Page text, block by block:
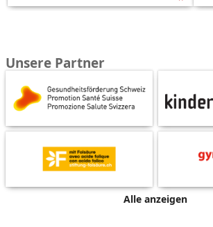
Unsere Partner
Alle anzeigen